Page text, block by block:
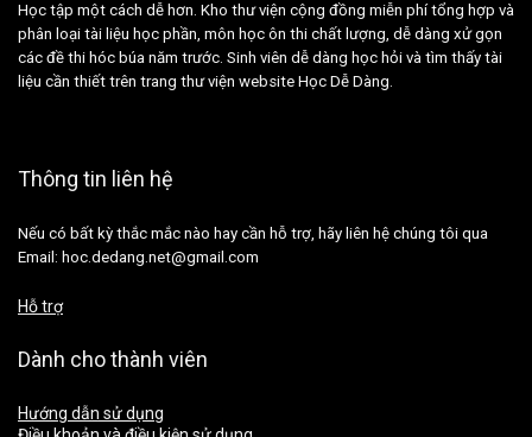
Học tập một cách dễ hơn. Kho thư viện cộng đồng miễn phí tổng hợp và
phân loại tài liệu học phần, môn học ôn thi chất lượng, dễ dàng xử gọn
các đề thi hóc búa năm trước. Sinh viên dễ dàng học hỏi và tìm thấy tài
liệu cần thiết trên trang thư viện website Học Dễ Dàng.
Thông tin liên hệ
Nếu có bất kỳ thắc mắc nào hay cần hỗ trợ, hãy liên hệ chúng tôi qua
Email: hoc.dedang.net@gmail.com
Hỗ trợ
Dành cho thành viên
Hướng dẫn sử dụng